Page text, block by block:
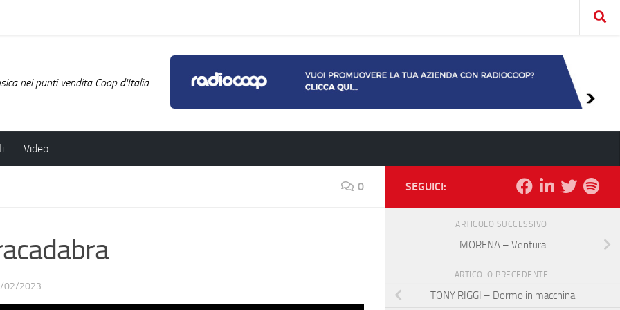
nei punti vendita Coop d'Italia
Video
0
02/2023
SEGUICI:
ARTICOLO SUCCESSIVO
MORENA – Ventura
ARTICOLO PRECEDENTE
TONY RIGGI – Dormo in macchina